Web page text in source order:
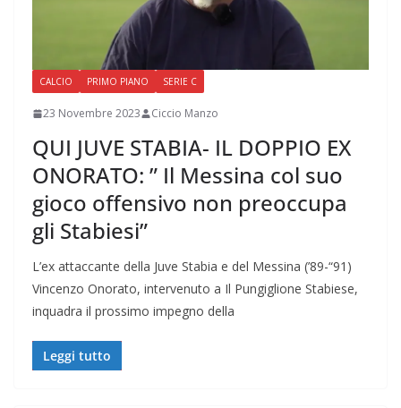
CALCIO PRIMO PIANO SERIE C
23 Novembre 2023 Ciccio Manzo
QUI JUVE STABIA- IL DOPPIO EX
ONORATO: ” Il Messina col suo
gioco offensivo non preoccupa
gli Stabiesi”
L’ex attaccante della Juve Stabia e del Messina (’89-“91)
Vincenzo Onorato, intervenuto a Il Pungiglione Stabiese,
inquadra il prossimo impegno della
Leggi tutto